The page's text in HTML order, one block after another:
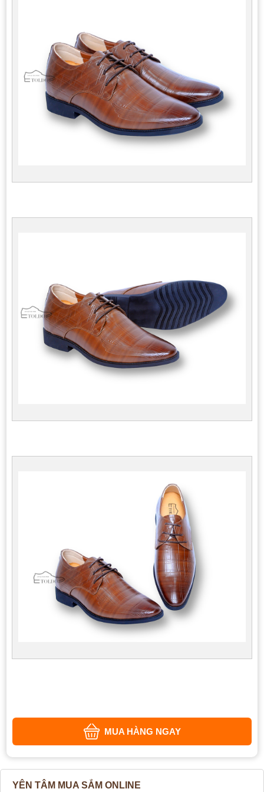
MUA HÀNG NGAY
YÊN TÂM MUA SẮM ONLINE